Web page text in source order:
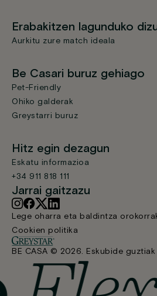
Erabakitzen lagunduko
Aurkitu zure match ideala
Be Casari buruz gehiago
Pet-Friendly
Ohiko galderak
Greystarri buruz
Hitz egin dezagun
Eskatu informazioa
+34 911 818 111
Jarrai gaitzazu
Lege oharra eta baldintza
Cookien politika
BE CASA © 2026. Eskubide